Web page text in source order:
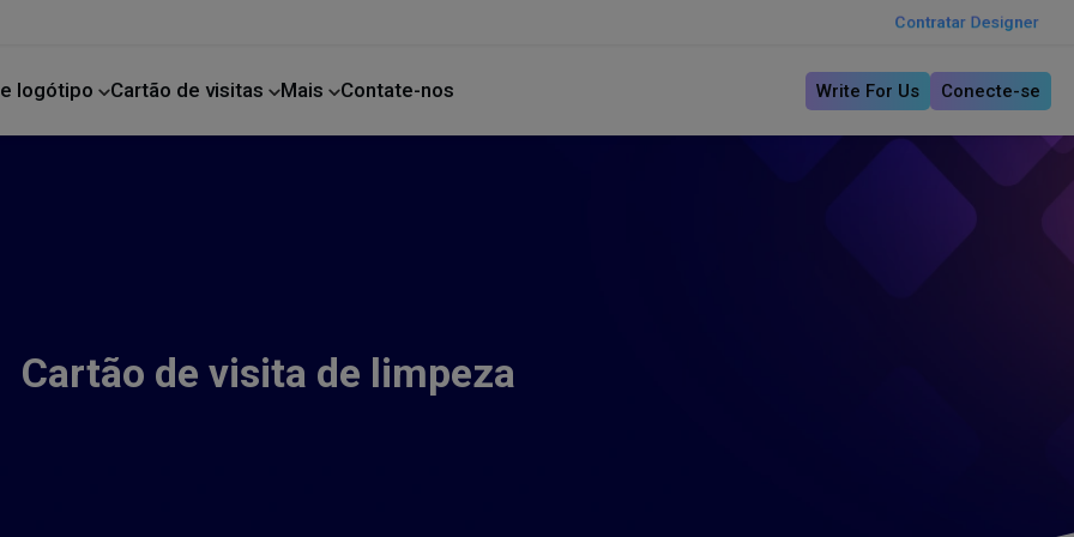
Contratar Designer
logótipo Cartão de visitas Mais Contate-nos Write For Us Conecte-se
Cartão de visita de limpeza